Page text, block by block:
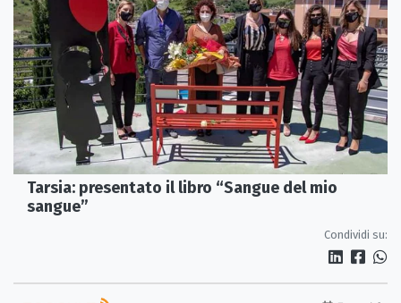
Tarsia: presentato il libro “Sangue del mio
sangue”
Condividi su: